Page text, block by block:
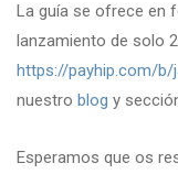
La guía se ofrece en
lanzamiento de solo
https://payhip.com/b/
nuestro blog y
Esperamos que os